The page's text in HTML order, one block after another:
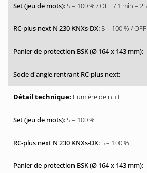
5 – 100 % / OFF / 1 min –
5 – 100 % /
Lumière de nuit
5 – 100 %
5 – 100 %